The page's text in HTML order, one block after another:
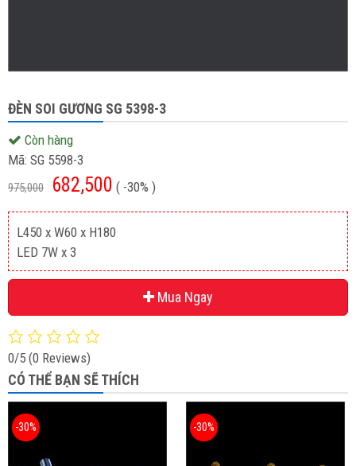
ĐÈN SOI GƯƠNG SG 5398-3
Còn hàng
Mã: SG 5598-3
975,000 682,500 ( -30% )
L450 x W60 x H180
LED 7W x 3
Mua Ngay
0/5 (0 Reviews)
CÓ THỂ BẠN SẼ THÍCH
-30% -30%